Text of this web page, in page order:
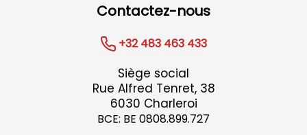
Contactez-nous
+32 483 463 433
Siège social
Rue Alfred Tenret, 38
6030 Charleroi
BCE: BE 0808.899.727